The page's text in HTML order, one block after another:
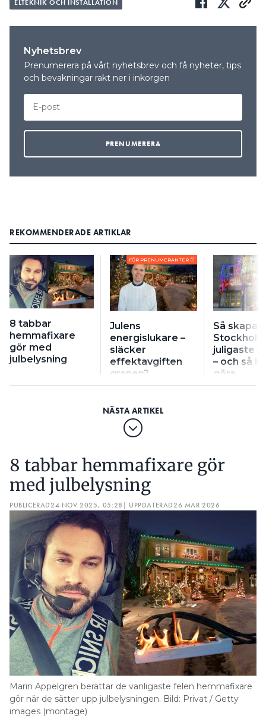
ELTEKNIK OCH INSTALLATION
Nyhetsbrev
Prenumerera på vårt nyhetsbrev och få nyheter, tips
och bevakningar rakt ner i inkorgen
REKOMMENDERADE ARTIKLAR
8 tabbar
hemmafixare
gör med
julbelysning
FÖR PRENUMERANTER
Julens
energislukare –
släcker
effektavgiften
granen?
Så skapar
juligaste
– och så
göra
8 tabbar hemmafixare gör
med julbelysning
PUBLICERAD24 NOV 2025, 05:28 | UPPDATERAD26 MAR 2026
Marin Appelgren berättar de vanligaste felen hemmafixare
gör när de sätter upp julbelysningen. Bild: Privat / Getty
images (montage)